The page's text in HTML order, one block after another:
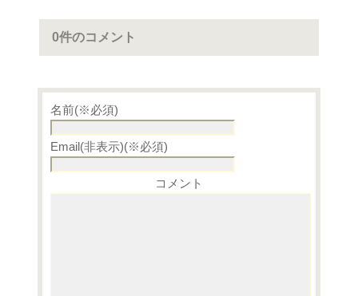
0件のコメント
名前(※必須)
Email(非表示)(※必須)
コメント